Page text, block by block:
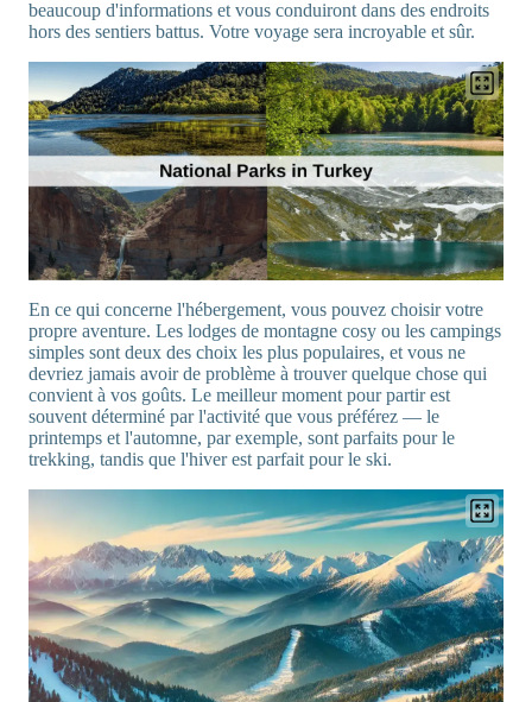
beaucoup d'informations et vous conduiront dans des endroits
hors des sentiers battus. Votre voyage sera incroyable et sûr.
En ce qui concerne l'hébergement, vous pouvez choisir votre
propre aventure. Les lodges de montagne cosy ou les campings
simples sont deux des choix les plus populaires, et vous ne
devriez jamais avoir de problème à trouver quelque chose qui
convient à vos goûts. Le meilleur moment pour partir est
souvent déterminé par l'activité que vous préférez — le
printemps et l'automne, par exemple, sont parfaits pour le
trekking, tandis que l'hiver est parfait pour le ski.